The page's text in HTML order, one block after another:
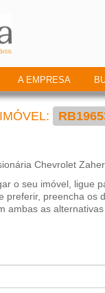
A EMPRESA
o seu imóvel, ligue
preencha os
ambas as